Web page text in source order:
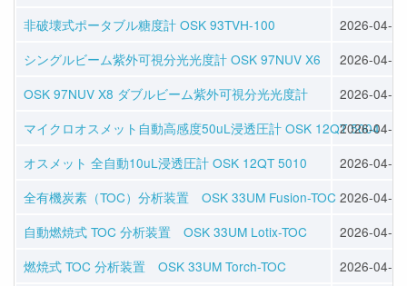
非破壊式ポータブル糖度計 OSK 93TVH-100
2026-04-22
シングルビーム紫外可視分光光度計 OSK 97NUV X6
2026-04-20
OSK 97NUV X8 ダブルビーム紫外可視分光光度計
2026-04-20
マイクロオスメット自動高感度50uL浸透圧計 OSK 12QT 5004
2026-04-17
オスメット 全自動10uL浸透圧計 OSK 12QT 5010
2026-04-17
全有機炭素（TOC）分析装置 OSK 33UM Fusion-TOC 2026-04-16
自動燃焼式 TOC 分析装置 OSK 33UM Lotix-TOC
2026-04-16
燃焼式 TOC 分析装置 OSK 33UM Torch-TOC
2026-04-16